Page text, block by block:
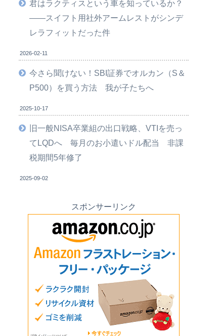
君はラクティスという車を知っているか？
――スイフト用社外アームレストがシンデ
レラフィットだった件
2026-02-11
今さら聞けない！SBI証券でオルカン（S＆
P500）を買う方法 我が子たちへ
2025-10-17
旧一般NISA卒業組の出口戦略、VTIを売っ
てLQDへ 毎月のお小遣いドル配当 非課
税期間5年修了
2025-09-02
スポンサーリンク